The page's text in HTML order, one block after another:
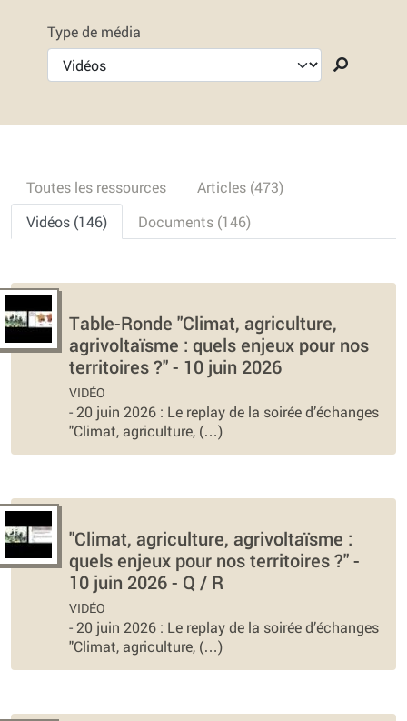
Type de média
Toutes les ressources
Articles (473)
Vidéos (146)
Documents (146)
Table-Ronde "Climat, agriculture,
agrivoltaïsme : quels enjeux pour nos
territoires ?" - 10 juin 2026
VIDÉO
-20 juin 2026 : Le replay de la soirée d’échanges
"Climat, agriculture, (…)
"Climat, agriculture, agrivoltaïsme :
quels enjeux pour nos territoires ?" -
10 juin 2026 - Q / R
VIDÉO
-20 juin 2026 : Le replay de la soirée d’échanges
"Climat, agriculture, (…)